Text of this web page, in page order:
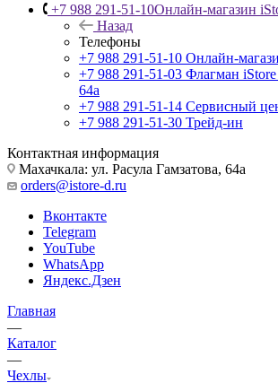
+7 988 291-51-10Онлайн-магазин
Назад
Телефоны
+7 988 291-51-10 Онлайн-
+7 988 291-51-03 Флагман iStore
64а
+7 988 291-51-14 Сервисный
+7 988 291-51-30 Трейд-ин
Контактная информация
Махачкала: ул. Расула Гамзатова, 64а
orders@istore-d.ru
Вконтакте
Telegram
YouTube
WhatsApp
Яндекс.Дзен
Главная
—
Каталог
—
Чехлы